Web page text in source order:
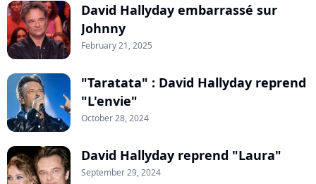
David Hallyday embarrassé sur
Johnny
February 21, 2025
"Taratata" : David Hallyday reprend
"L'envie"
October 28, 2024
David Hallyday reprend "Laura"
September 29, 2024